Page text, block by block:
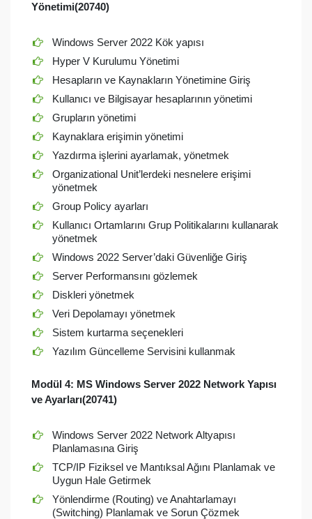
Yönetimi(20740)
Windows Server 2022 Kök yapısı
Hyper V Kurulumu Yönetimi
Hesapların ve Kaynakların Yönetimine Giriş
Kullanıcı ve Bilgisayar hesaplarının yönetimi
Grupların yönetimi
Kaynaklara erişimin yönetimi
Yazdırma işlerini ayarlamak, yönetmek
Organizational Unit’lerdeki nesnelere erişimi
yönetmek
Group Policy ayarları
Kullanıcı Ortamlarını Grup Politikalarını kullanarak
yönetmek
Windows 2022 Server’daki Güvenliğe Giriş
Server Performansını gözlemek
Diskleri yönetmek
Veri Depolamayı yönetmek
Sistem kurtarma seçenekleri
Yazılım Güncelleme Servisini kullanmak
Modül 4: MS Windows Server 2022 Network Yapısı
ve Ayarları(20741)
Windows Server 2022 Network Altyapısı
Planlamasına Giriş
TCP/IP Fiziksel ve Mantıksal Ağını Planlamak ve
Uygun Hale Getirmek
Yönlendirme (Routing) ve Anahtarlamayı
(Switching) Planlamak ve Sorun Çözmek